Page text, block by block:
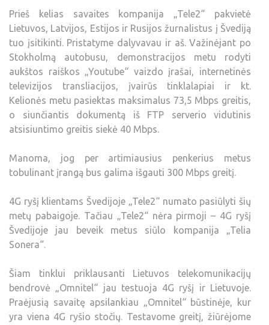
Prieš kelias savaites kompanija „Tele2“ pakvietė
Lietuvos, Latvijos, Estijos ir Rusijos žurnalistus į Švediją
tuo įsitikinti. Pristatyme dalyvavau ir aš. Važinėjant po
Stokholmą autobusu, demonstracijos metu rodyti
aukštos raiškos „Youtube“ vaizdo įrašai, internetinės
televizijos transliacijos, įvairūs tinklalapiai ir kt.
Kelionės metu pasiektas maksimalus 73,5 Mbps greitis,
o siunčiantis dokumentą iš FTP serverio vidutinis
atsisiuntimo greitis siekė 40 Mbps.
Manoma, jog per artimiausius penkerius metus
tobulinant įrangą bus galima išgauti 300 Mbps greitį.
4G ryšį klientams Švedijoje „Tele2“ numato pasiūlyti šių
metų pabaigoje. Tačiau „Tele2“ nėra pirmoji – 4G ryšį
Švedijoje jau beveik metus siūlo kompanija „Telia
Sonera“.
Šiam tinklui priklausanti Lietuvos telekomunikacijų
bendrovė „Omnitel“ jau testuoja 4G ryšį ir Lietuvoje.
Praėjusią savaitę apsilankiau „Omnitel“ būstinėje, kur
yra viena 4G ryšio stočių. Testavome greitį, žiūrėjome